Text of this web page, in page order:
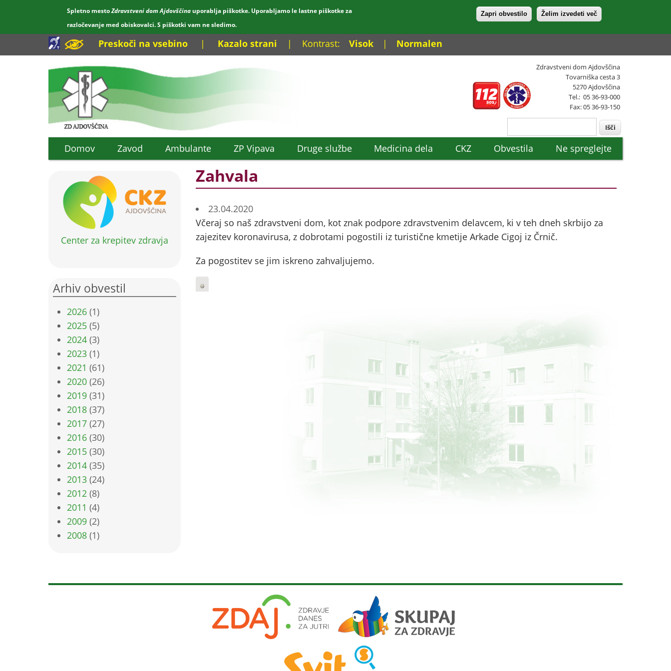
Spletno mestoZdravstveni dom Ajdovščina uporablja piškotke. Uporabljamo le lastne piškotke za
razločevanje med obiskovalci. S piškotki vam ne sledimo.
Zapri obvestilo Želim izvedeti več
Preskoči na vsebino | Kazalo strani | Kontrast: Visok | Normalen
Zdravstveni dom Ajdovščina
Tovarniška cesta 3
5270 Ajdovščina
Tel.: 05 36-93-000
Fax: 05 36-93-150
Domov Zavod Ambulante ZP Vipava Druge službe Medicina dela CKZ Obvestila Ne spreglejte
Center za krepitev zdravja
Arhiv obvestil
2026(1)
2025(5)
2024(3)
2023(1)
2021 (61)
2020(26)
2019(31)
2018(37)
2017(27)
2016(30)
2015(30)
2014(35)
2013(24)
2012(8)
2011 (4)
2009(2)
2008(1)
Zahvala
23.04.2020
Včeraj so naš zdravstveni dom, kot znak podpore zdravstvenim delavcem, ki v teh dneh skrbijo za
zajezitev koronavirusa, z dobrotami pogostili iz turistične kmetije Arkade Cigoj iz Črnič.
Za pogostitev se jim iskreno zahvaljujemo.